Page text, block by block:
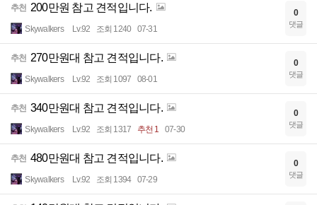
추천 200만원 참고 견적입니다.
Skywalkers Lv.92 조회 1240 07-31
0
댓글
추천 270만원대 참고 견적입니다.
Skywalkers Lv.92 조회 1097 08-01
0
댓글
추천 340만원대 참고 견적입니다.
Skywalkers Lv.92 조회 1317 추천 1 07-30
0
댓글
추천 480만원대 참고 견적입니다.
Skywalkers Lv.92 조회 1394 07-29
0
댓글